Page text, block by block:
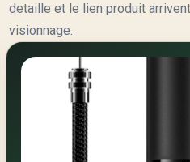
detaille et le lien produit
visionnage.